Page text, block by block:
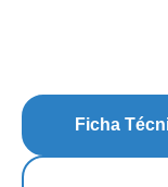
Ficha